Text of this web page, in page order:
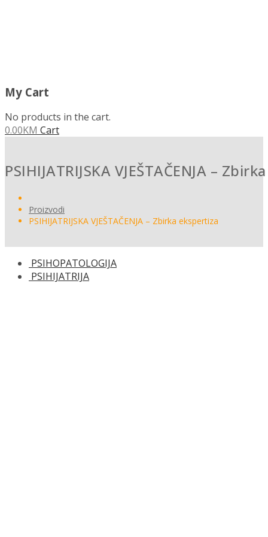
My Cart
No products in the cart.
0.00KM Cart
PSIHIJATRIJSKA VJEŠTAČENJA –
Proizvodi
PSIHIJATRIJSKA VJEŠTAČENJA – Zbirka ekspertiza
PSIHOPATOLOGIJA
PSIHIJATRIJA